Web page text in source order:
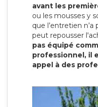
avant les
ou les mousses y
que l’entretien
peut repousser
pas équipé
professionnel, il
appel à des